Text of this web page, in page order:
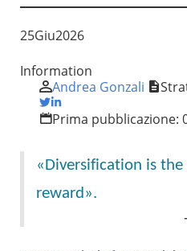
25Giu2026
Information
Andrea Gonzali
Prima pubblicazione:
«Diversification is
reward».